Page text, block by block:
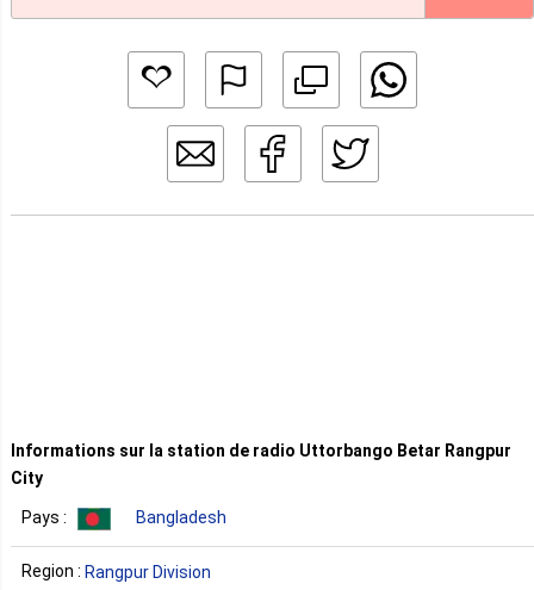
Informations sur la station de radio Uttorbango Betar Rangpur
City
Pays : Bangladesh
Region : Rangpur Division